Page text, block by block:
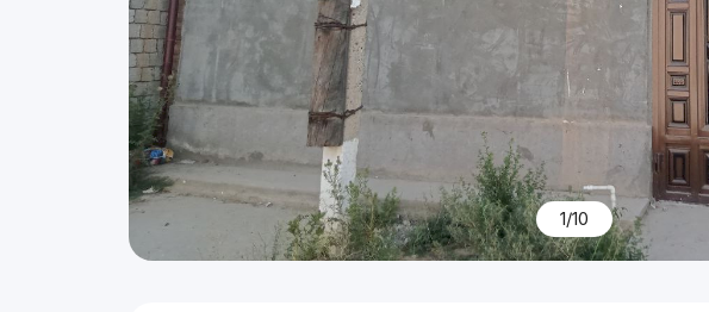
1/10